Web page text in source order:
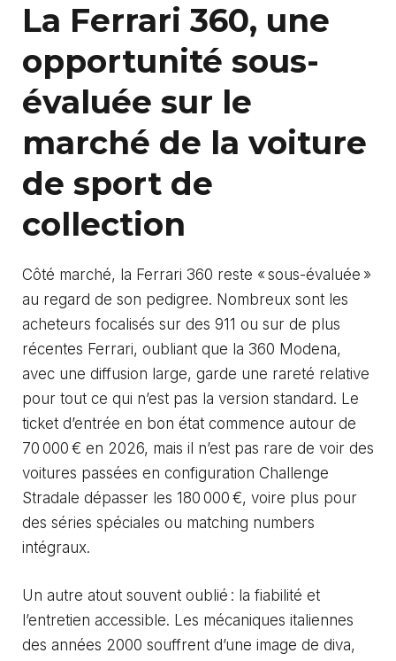
La Ferrari 360, une
opportunité sous-
évaluée sur le
marché de la voiture
de sport de
collection
Côté marché, la Ferrari 360 reste « sous-évaluée »
au regard de son pedigree. Nombreux sont les
acheteurs focalisés sur des 911 ou sur de plus
récentes Ferrari, oubliant que la 360 Modena,
avec une diffusion large, garde une rareté relative
pour tout ce qui n’est pas la version standard. Le
ticket d’entrée en bon état commence autour de
70 000 € en 2026, mais il n’est pas rare de voir des
voitures passées en configuration Challenge
Stradale dépasser les 180 000 €, voire plus pour
des séries spéciales ou matching numbers
intégraux.
Un autre atout souvent oublié : la fiabilité et
l’entretien accessible. Les mécaniques italiennes
des années 2000 souffrent d’une image de diva,